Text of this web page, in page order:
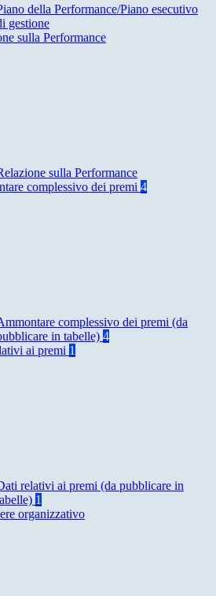
della Performance/Piano esecutivo
gestione
sulla Performance
sulla Performance
complessivo dei premi 4
complessivo dei premi (da
in tabelle) 4
ai premi 1
relativi ai premi (da pubblicare in
1
organizzativo